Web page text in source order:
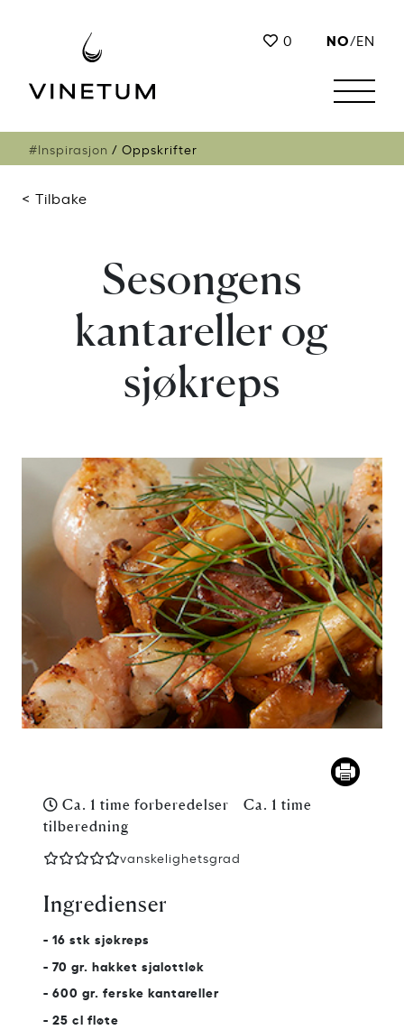
0 NO/EN
#Inspirasjon Oppskrifter
< Tilbake
Sesongens
kantareller og
sjøkreps
Ca. 1 time forberedelser
Ca. 1 time
tilberedning
vanskelighetsgrad
Ingredienser
- 16 stk sjøkreps
- 70 gr. hakket sjalottløk
- 600 gr. ferske kantareller
- 25 cl fløte